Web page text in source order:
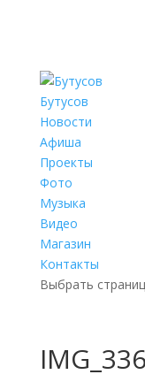
Бутусов
Новости
Афиша
Проекты
Фото
Музыка
Видео
Магазин
Контакты
Выбрать